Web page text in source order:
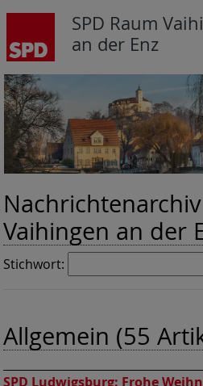
SPD Raum
an der Enz
Vaihingen an der
Stichwort:
Allgemein (55
SPD Ludwigsburg: Frohe